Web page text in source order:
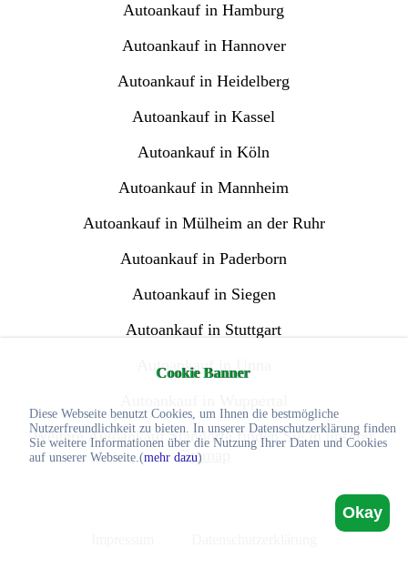
Cookie Banner
Diese Webseite benutzt Cookies, um Ihnen die bestmögliche
Nutzerfreundlichkeit zu bieten. In unserer Datenschutzerklärung finden
Sie weitere Informationen über die Nutzung Ihrer Daten und Cookies
auf unserer Webseite.(mehr dazu)
Okay
Autoankauf in Hamburg
Autoankauf in Hannover
Autoankauf in Heidelberg
Autoankauf in Kassel
Autoankauf in Köln
Autoankauf in Mannheim
Autoankauf in Mülheim an der Ruhr
Autoankauf in Paderborn
Autoankauf in Siegen
Autoankauf in Stuttgart
Autoankauf in Unna
Weitere Autoankauf Standorte finden Sie in unserer
Sitemap